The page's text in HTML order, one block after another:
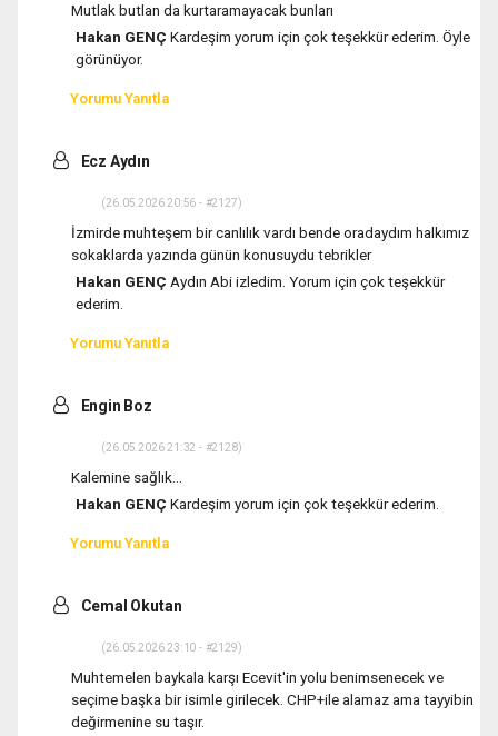
Mutlak butlan da kurtaramayacak bunları
Hakan GENÇ Kardeşim yorum için çok teşekkür ederim. Öyle
görünüyor.
Yorumu Yanıtla
Ecz Aydın
(26.05.2026 20:56 - #2127)
İzmirde muhteşem bir canlılık vardı bende oradaydım halkımız
sokaklarda yazında günün konusuydu tebrikler
Hakan GENÇ Aydın Abi izledim. Yorum için çok teşekkür
ederim.
Yorumu Yanıtla
Engin Boz
(26.05.2026 21:32 - #2128)
Kalemine sağlık...
Hakan GENÇ Kardeşim yorum için çok teşekkür ederim.
Yorumu Yanıtla
Cemal Okutan
(26.05.2026 23:10 - #2129)
Muhtemelen baykala karşı Ecevit'in yolu benimsenecek ve
seçime başka bir isimle girilecek. CHP+ile alamaz ama tayyibin
değirmenine su taşır.